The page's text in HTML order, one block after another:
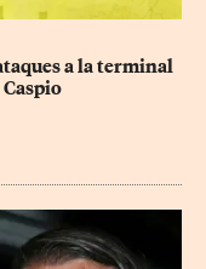
a la terminal